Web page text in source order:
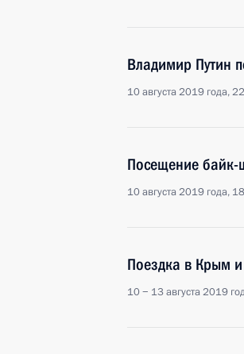
Владимир Путин
10 августа 2019 года,
Посещение байк-
10 августа 2019 года,
Поездка в Крым и
10 − 13 августа 2019